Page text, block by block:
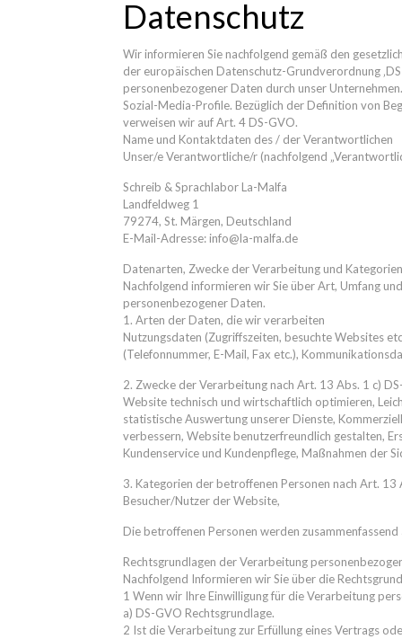
Datenschutz
Wir informieren Sie nachfolgend gemäß den
der europäischen Datenschutz-Grundverordnung
personenbezogener Daten durch unser
Sozial-Media-Profile. Bezüglich der Definition von
verweisen wir auf Art. 4 DS-GVO.
Name und Kontaktdaten des / der Verantwortlichen
Unser/e Verantwortliche/r (nachfolgend
Schreib & Sprachlabor La-Malfa
Landfeldweg 1
79274, St. Märgen, Deutschland
E-Mail-Adresse: info@la-malfa.de
Datenarten, Zwecke der Verarbeitung und
Nachfolgend informieren wir Sie über Art, Umfang
personenbezogener Daten.
1. Arten der Daten, die wir verarbeiten
Nutzungsdaten (Zugriffszeiten, besuchte Websites
(Telefonnummer, E-Mail, Fax etc.),
2. Zwecke der Verarbeitung nach Art. 13 Abs. 1 c)
Website technisch und wirtschaftlich optimieren,
statistische Auswertung unserer Dienste,
verbessern, Website benutzerfreundlich gestalten,
Kundenservice und Kundenpflege, Maßnahmen der
3. Kategorien der betroffenen Personen nach Art. 13
Besucher/Nutzer der Website,
Die betroffenen Personen werden zusammenfassend
Rechtsgrundlagen der Verarbeitung
Nachfolgend Informieren wir Sie über die
1 Wenn wir Ihre Einwilligung für die Verarbeitung
a) DS-GVO Rechtsgrundlage.
2 Ist die Verarbeitung zur Erfüllung eines Vertrags